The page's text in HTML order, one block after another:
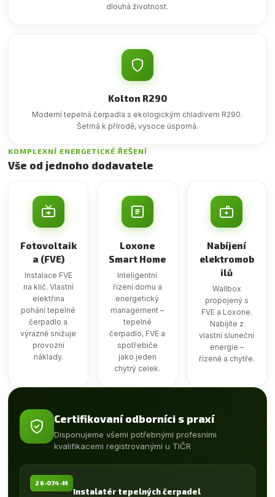
dlouhá životnost.
Kolton R290
Moderní tepelná čerpadla s ekologickým chladivem R290.
Šetrná k přírodě, vysoce úsporná.
KOMPLEXNÍ ENERGETICKÉ ŘEŠENÍ
Vše od jednoho dodavatele
Fotovoltaik
a (FVE)
Instalace FVE
na klíč. Vlastní
elektřina
pohání tepelné
čerpadlo a
výrazně snižuje
provozní
náklady.
Loxone
Smart Home
Inteligentní
řízení domu a
energetický
management –
tepelné
čerpadlo, FVE a
spotřebiče
jako jeden
chytrý celek.
Nabíjení
elektromob
ilů
Wallbox
propojený s
FVE a Loxone.
Nabíjíte z
vlastní sluneční
energie –
řízeně a chytře.
Certifikovaní odborníci s praxí
Disponujeme všemi potřebnými profesními
kvalifikacemi registrovanými u TIČR
26-074-M
Instalatér tepelných čerpadel